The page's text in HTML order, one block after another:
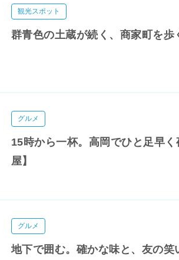
観光スポット
群青色の土蔵が続く、商家町を歩
グルメ
15時から一杯。高岡でひと足早
屋】
グルメ
地下で囲む。確かな味と、友の笑